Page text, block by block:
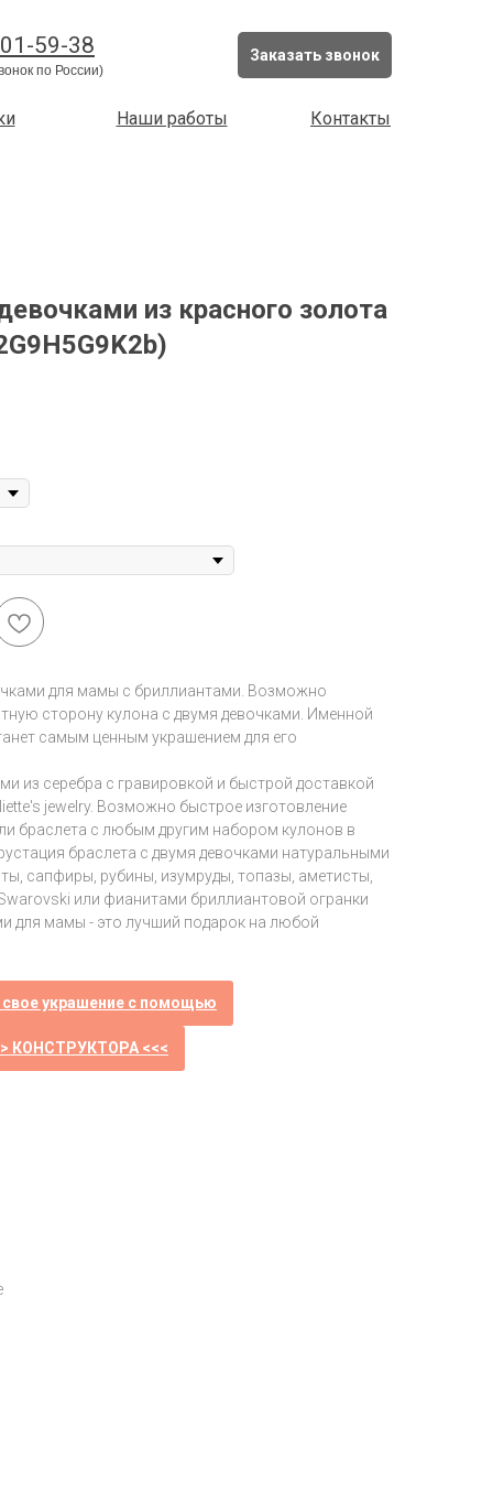
Заказать звонок
59-38
по России)
Контакты
Наши работы
из красного золота
для мамы с бриллиантами. Возможно
сторону кулона с двумя девочками. Именной
самым ценным украшением для его
из серебра с гравировкой и быстрой доставкой
jewelry. Возможно быстрое изготовление
браслета с любым другим набором кулонов в
браслета с двумя девочками натуральными
сапфиры, рубины, изумруды, топазы, аметисты,
или фианитами бриллиантовой огранки
для мамы - это лучший подарок на любой
свое украшение с помощью
КОНСТРУКТОРА <<<